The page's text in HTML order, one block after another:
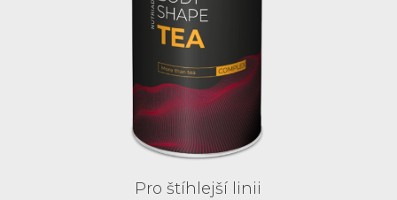
Pro štíhlejší linii